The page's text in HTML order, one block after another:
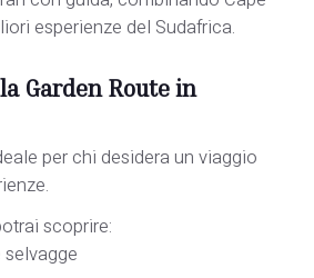
esperienze del Sudafrica.
Garden Route in
per chi desidera un viaggio
scoprire: